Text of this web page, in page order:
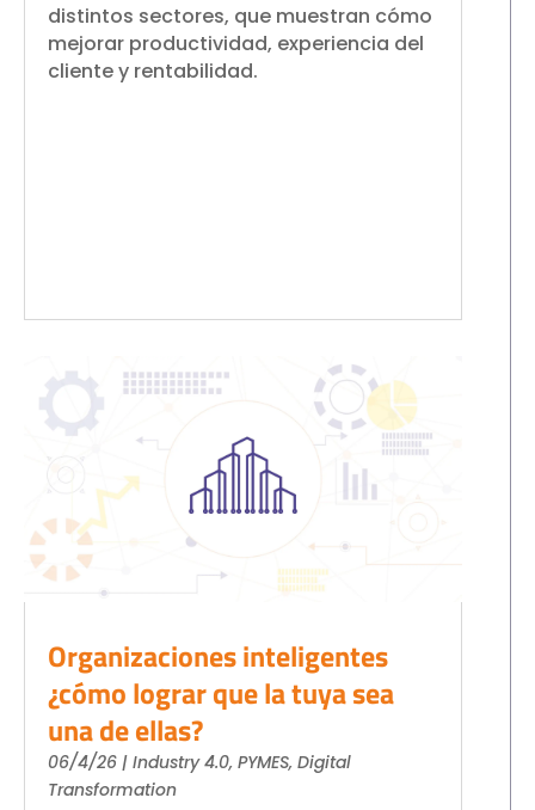
distintos sectores, que muestran cómo
mejorar productividad, experiencia del
cliente y rentabilidad.
Organizaciones inteligentes
¿cómo lograr que la tuya sea
una de ellas?
06/4/26 | Industry 4.0, PYMES, Digital
Transformation